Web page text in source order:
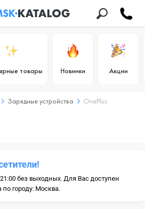
товары Новинки Акции
Зарядные устройства OnePlus
без выходных. Для Вас доступен
городу: Москва.